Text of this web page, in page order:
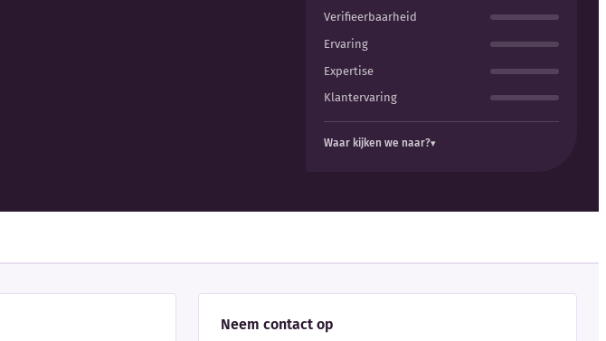
Verifieerbaarheid
Ervaring
Expertise
Klantervaring
Waar kijken we naar?
Neem contact op